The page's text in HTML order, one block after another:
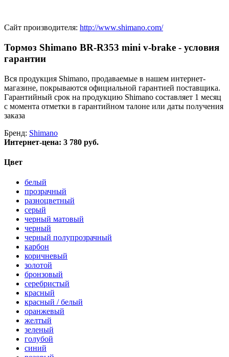
Сайт производителя: http://www.shimano.com/
Тормоз Shimano BR-R353 mini v-brake - условия
гарантии
Вся продукция Shimano, продаваемые в нашем интернет-
магазине, покрываются официальной гарантией поставщика.
Гарантийный срок на продукцию Shimano составляет 1 месяц
с момента отметки в гарантийном талоне или даты получения
заказа
Бренд: Shimano
Интернет-цена: 3 780 руб.
Цвет
белый
прозрачный
разноцветный
серый
черный матовый
черный
черный полупрозрачный
карбон
коричневый
золотой
бронзовый
серебристый
красный
красный / белый
оранжевый
желтый
зеленый
голубой
синий